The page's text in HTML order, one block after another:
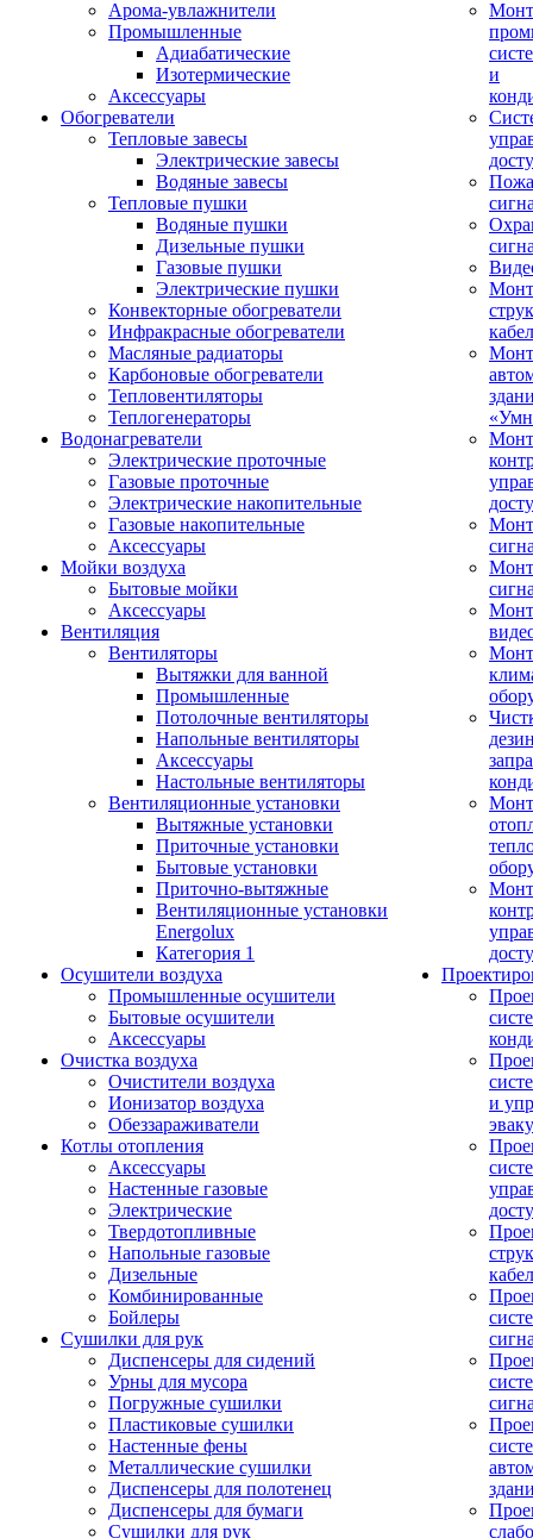
Арома-увлажнители
Промышленныe
Адиабатические
Изотермические
Аксессуары
Обогреватели
Тепловые завесы
Электрические завесы
Водяные завесы
Тепловые пушки
Водяные пушки
Дизельные пушки
Газовые пушки
Электрические пушки
Конвекторные обогреватели
Инфракрасные обогреватели
Масляные радиаторы
Карбоновые обогреватели
Тепловентиляторы
Теплогенераторы
Водонагреватели
Электрические проточные
Газовые проточные
Электрические накопительные
Газовые накопительные
Аксессуары
Мойки воздуха
Бытовые мойки
Аксессуары
Вентиляция
Вентиляторы
Вытяжки для ванной
Промышленные
Потолочные вентиляторы
Напольные вентиляторы
Аксессуары
Настольные вентиляторы
Вентиляционные установки
Вытяжные установки
Приточные установки
Бытовые установки
Приточно-вытяжные
Вентиляционные установки
Energolux
Категория 1
Осушители воздуха
Промышленные осушители
Бытовые осушители
Аксессуары
Очистка воздуха
Очистители воздуха
Ионизатор воздуха
Обеззараживатели
Котлы отопления
Аксессуары
Настенные газовые
Электрические
Твердотопливные
Напольные газовые
Дизельные
Комбинированные
Бойлеры
Сушилки для рук
Диспенсеры для сидений
Урны для мусора
Погружные сушилки
Пластиковые сушилки
Настенные фены
Металлические сушилки
Диспенсеры для полотенец
Диспенсеры для бумаги
Сушилки для рук
и
и